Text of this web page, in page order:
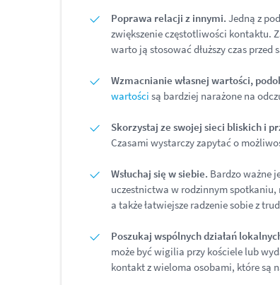
Poprawa relacji z innymi. Jedną z
zwiększenie częstotliwości kontaktu.
warto ją stosować dłuższy czas przed
Wzmacnianie własnej wartości,
wartości są bardziej narażone na
Skorzystaj ze swojej sieci bliskich i
Czasami wystarczy zapytać o
Wsłuchaj się w siebie. Bardzo ważne
uczestnictwa w rodzinnym
a także łatwiejsze radzenie sobie z
Poszukaj wspólnych działań
może być wigilia przy kościele lub
kontakt z wieloma osobami, które są